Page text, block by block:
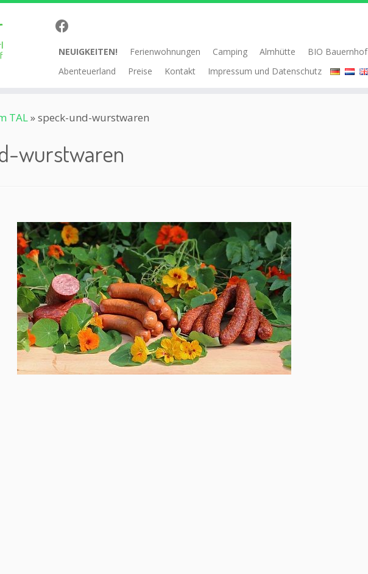
NEUIGKEITEN! Ferienwohnungen Camping Almhütte BIO Bauernhof
Abenteuerland
Preise Kontakt Impressum und Datenschutz
TAL»speck-und-wurstwaren
wurstwaren